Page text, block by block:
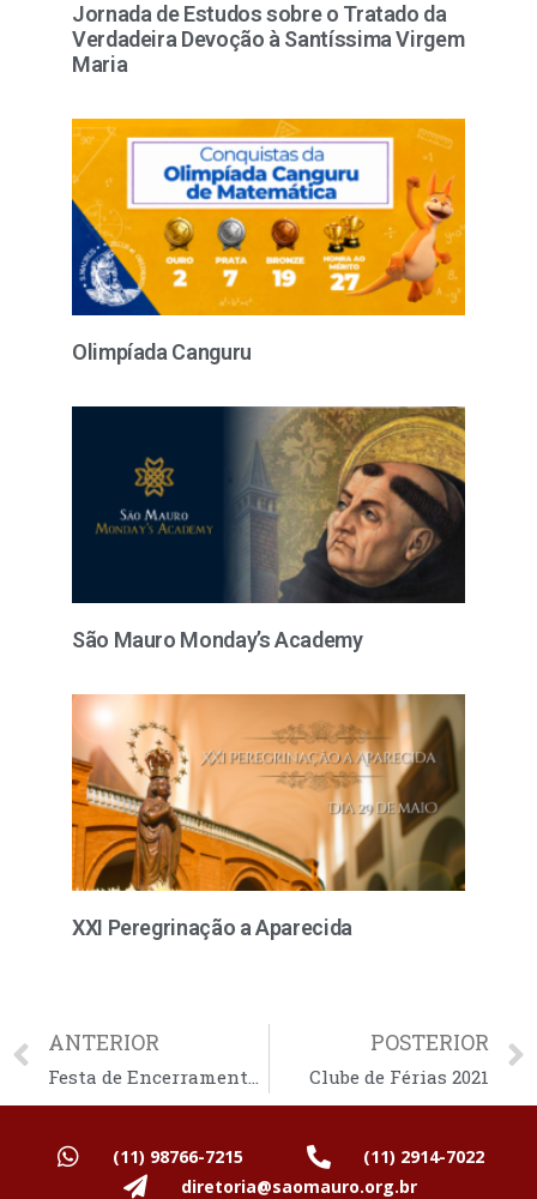
Jornada de Estudos sobre o Tratado da
Verdadeira Devoção à Santíssima Virgem
Maria
Olimpíada Canguru
São Mauro Monday’s Academy
XXI Peregrinação a Aparecida
ANTERIOR
Festa de Encerramento 2021
POSTERIOR
Clube de Férias 2021
(11) 98766-7215
(11) 2914-7022
diretoria@saomauro.org.br